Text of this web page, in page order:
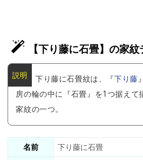
【下り藤に石畳】の家紋
下り藤に石畳紋は、『下り藤
房の輪の中に『石畳』を1つ据えて
家紋の一つ。
名前
下り藤に石畳